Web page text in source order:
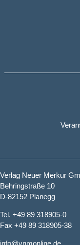
Verlag Neuer Merkur
Behringstraße 10
D-82152 Planegg
Tel. +49 89 318905-0
Fax +49 89 318905-38
info@vnmonline.de